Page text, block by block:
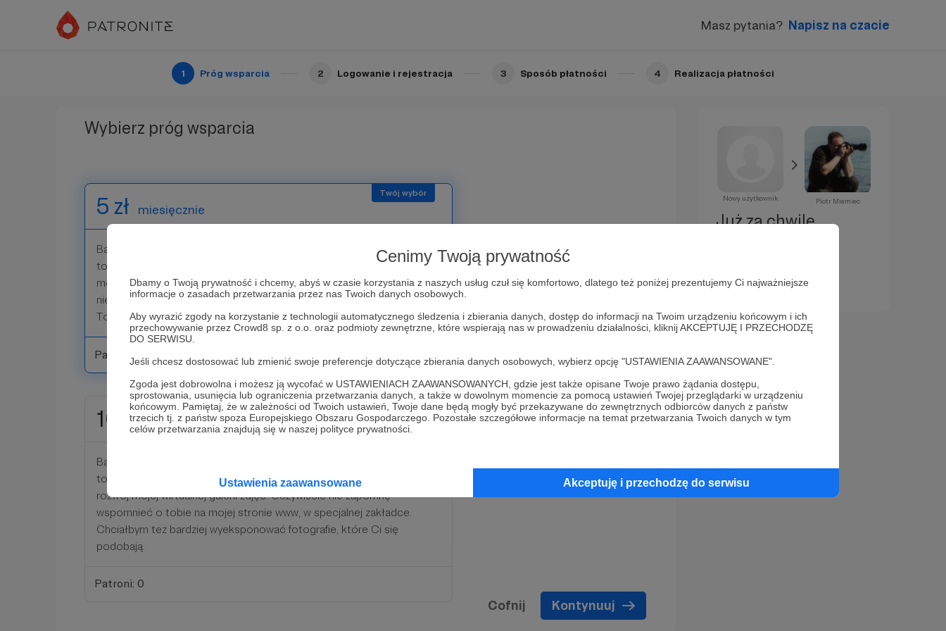
Cenimy Twoją prywatność
Dbamy o Twoją prywatność i chcemy, abyś w czasie korzystania z naszych usług czuł się komfortowo, dlatego też poniżej prezentujemy Ci najważniejsze
informacje o zasadach przetwarzania przez nas Twoich danych osobowych.
Aby wyrazić zgody na korzystanie z technologii automatycznego śledzenia i zbierania danych, dostęp do informacji na Twoim urządzeniu końcowym i ich
przechowywanie przez Crowd8 sp. z o.o. oraz podmioty zewnętrzne, które wspierają nas w prowadzeniu działalności, kliknij AKCEPTUJĘ I PRZECHODZĘ
DO SERWISU.
Jeśli chcesz dostosować lub zmienić swoje preferencje dotyczące zbierania danych osobowych, wybierz opcję "USTAWIENIA ZAAWANSOWANE".
Zgoda jest dobrowolna i możesz ją wycofać w USTAWIENIACH ZAAWANSOWANYCH, gdzie jest także opisane Twoje prawo żądania dostępu,
sprostowania, usunięcia lub ograniczenia przetwarzania danych, a także w dowolnym momencie za pomocą ustawień Twojej przeglądarki w urządzeniu
końcowym. Pamiętaj, że w zależności od Twoich ustawień, Twoje dane będą mogły być przekazywane do zewnętrznych odbiorców danych z państw
trzecich tj. z państw spoza Europejskiego Obszaru Gospodarczego. Pozostałe szczegółowe informacje na temat przetwarzania Twoich danych w tym
celów przetwarzania znajdują się w naszej polityce prywatności.
Ustawienia zaawansowane Akceptuję i przechodzę do serwisu
Masz pytania? Napisz na czacie
1 Próg wsparcia 2 Logowanie i rejestracja 3 Sposób płatności 4 Realizacja płatności
Wybierz próg wsparcia
5 zł miesięcznie
Bardzo dziękuję za wsparcie! Twoje 5 zł jest dla mnie satysfakcją, że
to co robię, Tobie się podoba. Dzięki takim osobom jak Ty, będę
mógł systematycznie ulepszać swoją galerię zdjęć, aby korzystanie z
niej było coraz to lepsze. Oczywiście nie zapomnę wspomnieć o
Tobie na jednej ze stron.
Patroni: 0
10 zł miesięcznie
Bardzo dziękuję za wsparcie! Twoje 10 zł jest dla mnie satysfakcją, że
to co robię, Tobie się podoba i że chciałeś przeznaczyć tą kwotę na
rozwój mojej wirtualnej galerii zdjęć. Oczywiście nie zapomnę
wspomnieć o tobie na mojej stronie www, w specjalnej zakładce.
Chciałbym też bardziej wyeksponować fotografie, które Ci się
podobają.
Patroni: 0
Cofnij Kontynuuj
Nowy użytkownik Piotr Miemiec
Już za chwilę